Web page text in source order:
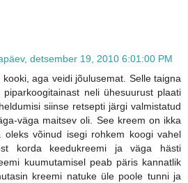
detsember 19, 2010 6:01:00 PM
aga veidi jõulusemat. Selle taigna
piparkoogitainast neli ühesuurust plaati
siinse retsepti järgi valmistatud
väga maitsev oli. See kreem on ikka
võinud isegi rohkem koogi vahel
korda keedukreemi ja väga hästi
kuumutamisel peab päris kannatlik
kreemi natuke üle poole tunni ja